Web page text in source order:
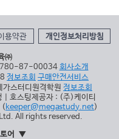
용약관 개인정보처리방침
㈜
: 780-87-00034회사소개
정보조회 구매안전서비스
스터디원격학원 정보조회
| 호스팅제공자 : (주)케이티
( keeper@megastudy.net)
All rights reserved.
어